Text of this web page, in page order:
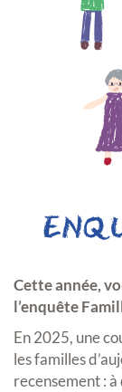
Cette année,
l’enquête
En 2025, une
les familles
recensement :